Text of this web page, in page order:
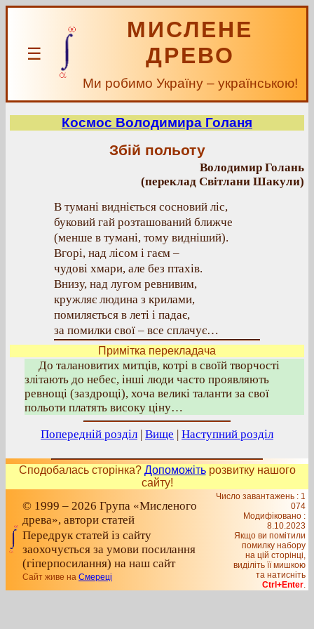
☰
МИСЛЕНЕ
ДРЕВО
Ми робимо Україну – українською!
Космос Володимира Голаня
Збій польоту
Володимир Голань
(переклад Світлани Шакули)
В тумані видніється сосновий ліс,
буковий гай розташований ближче
(менше в тумані, тому видніший).
Вгорі, над лісом і гаєм –
чудові хмари, але без птахів.
Внизу, над лугом ревнивим,
кружляє людина з крилами,
помиляється в леті і падає,
за помилки свої – все сплачує…
Примітка перекладача
До талановитих митців, котрі в своїй творчості
злітають до небес, інші люди часто проявляють
ревнощі (заздрощі), хоча великі таланти за свої
польоти платять високу ціну…
Попередній розділ | Вище | Наступний розділ
Сподобалась сторінка? Допоможітьрозвитку нашого
сайту!
© 1999 – 2026 Група «Мисленого
древа», автори статей
Передрук статей із сайту
заохочується за умови посилання
(гіперпосилання) на наш сайт
Сайт живе на Смереці
Число завантажень : 1
074
Модифіковано :
8.10.2023
Якщо ви помітили
помилку набору
на цiй сторiнцi,
видiлiть її мишкою
та натисніть
Ctrl+Enter.